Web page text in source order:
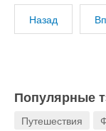
Назад
Популярные
Путешествия